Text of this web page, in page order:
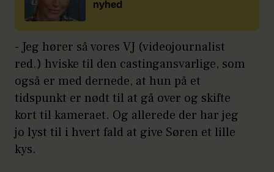
nyhed
- Jeg hører så vores VJ (videojournalist
red.) hviske til den castingansvarlige, som
også er med dernede, at hun på et
tidspunkt er nødt til at gå over og skifte
kort til kameraet. Og allerede der har jeg
jo lyst til i hvert fald at give Søren et lille
kys.